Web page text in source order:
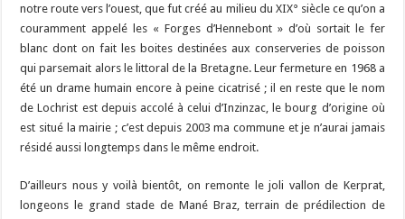
notre route vers l’ouest, que fut créé au milieu du XIX° siècle ce qu’on a
couramment appelé les « Forges d’Hennebont » d’où sortait le fer
blanc dont on fait les boites destinées aux conserveries de poisson
qui parsemait alors le littoral de la Bretagne. Leur fermeture en 1968 a
été un drame humain encore à peine cicatrisé ; il en reste que le nom
de Lochrist est depuis accolé à celui d’Inzinzac, le bourg d’origine où
est situé la mairie ; c’est depuis 2003 ma commune et je n’aurai jamais
résidé aussi longtemps dans le même endroit.
D’ailleurs nous y voilà bientôt, on remonte le joli vallon de Kerprat,
longeons le grand stade de Mané Braz, terrain de prédilection de